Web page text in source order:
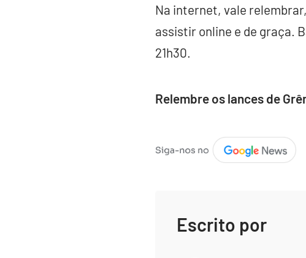
Na internet, vale
assistir online e de graça.
21h30.
Relembre os lances de
Escrito por